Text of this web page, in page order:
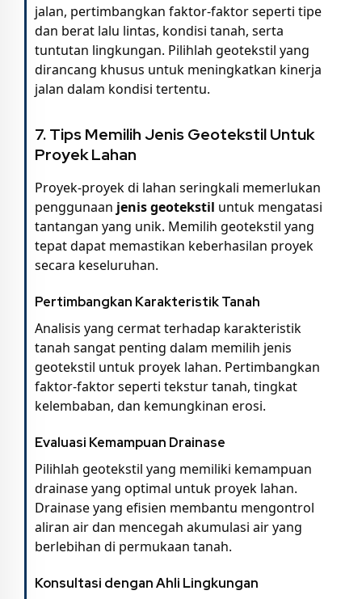
jalan, pertimbangkan faktor-faktor seperti tipe
dan berat lalu lintas, kondisi tanah, serta
tuntutan lingkungan. Pilihlah geotekstil yang
dirancang khusus untuk meningkatkan kinerja
jalan dalam kondisi tertentu.
7.Tips Memilih Jenis Geotekstil Untuk
Proyek Lahan
Proyek-proyek di lahan seringkali memerlukan
penggunaan jenis geotekstil untuk mengatasi
tantangan yang unik. Memilih geotekstil yang
tepat dapat memastikan keberhasilan proyek
secara keseluruhan.
Pertimbangkan Karakteristik Tanah
Analisis yang cermat terhadap karakteristik
tanah sangat penting dalam memilih jenis
geotekstil untuk proyek lahan. Pertimbangkan
faktor-faktor seperti tekstur tanah, tingkat
kelembaban, dan kemungkinan erosi.
Evaluasi Kemampuan Drainase
Pilihlah geotekstil yang memiliki kemampuan
drainase yang optimal untuk proyek lahan.
Drainase yang efisien membantu mengontrol
aliran air dan mencegah akumulasi air yang
berlebihan di permukaan tanah.
Konsultasi dengan Ahli Lingkungan